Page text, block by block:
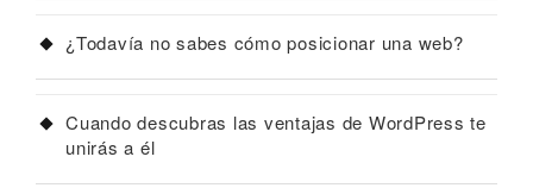
¿Todavía no sabes cómo posicionar una web?
Cuando descubras las ventajas de WordPress te
unirás a él